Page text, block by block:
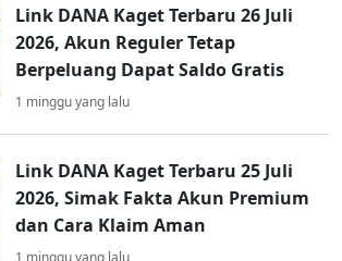
Link DANA Kaget Terbaru 26 Juli
2026, Akun Reguler Tetap
Berpeluang Dapat Saldo Gratis
1 minggu yang lalu
Link DANA Kaget Terbaru 25 Juli
2026, Simak Fakta Akun Premium
dan Cara Klaim Aman